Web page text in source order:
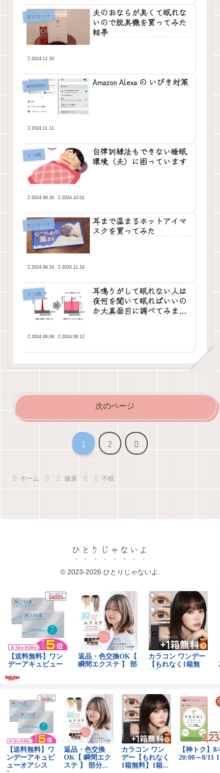
ガジェット
夫のおならが臭くて眠れな
いので脱臭機を買ってみた
結果
2024.11.30
Amazon Amazon Alexa の いびき対策
2024.11.11
うつ病
自律訓練法もできない睡眠
環境（夫）に困っています
2024.09.30 2024.10.01
ガジェット
耳まで温まるホットアイマ
スクを買ってみた
2024.09.18 2024.11.19
うつ病
耳鳴りがして眠れない人は
夜何を聞いて眠ればいいの
か大真面目に調べてみまし
2024.08.08 2024.08.12
次のページ
1 2
次
ホーム 健康 不眠
ひとりじゃないよ
© 2023-2026 ひとりじゃないよ.